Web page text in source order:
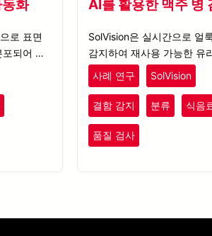
화
로 표면
되어 있
적인 검
려움을
AI를 활용한 맥주 병
SolVision은 실시간으로 얼
감지하여 재사용 가능한 유
함을 정확하게 검사하는 맥
로세스를 향상시킵니다.
사례 연구 SolVision
결함 감지 분류 식음
품질 검사